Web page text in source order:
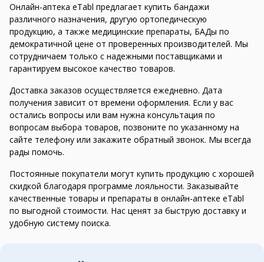
Онлайн-аптека eTabl предлагает купить бандажи
различного назначения, другую ортопедическую
продукцию, а также медицинские препараты, БАДы по
демократичной цене от проверенных производителей. Мы
сотрудничаем только с надежными поставщиками и
гарантируем высокое качество товаров.
Доставка заказов осуществляется ежедневно. Дата
получения зависит от времени оформления. Если у вас
остались вопросы или вам нужна консультация по
вопросам выбора товаров, позвоните по указанному на
сайте телефону или закажите обратный звонок. Мы всегда
рады помочь.
Постоянные покупатели могут купить продукцию с хорошей
скидкой благодаря программе лояльности. Заказывайте
качественные товары и препараты в онлайн-аптеке eTabl
по выгодной стоимости. Нас ценят за быструю доставку и
удобную систему поиска.